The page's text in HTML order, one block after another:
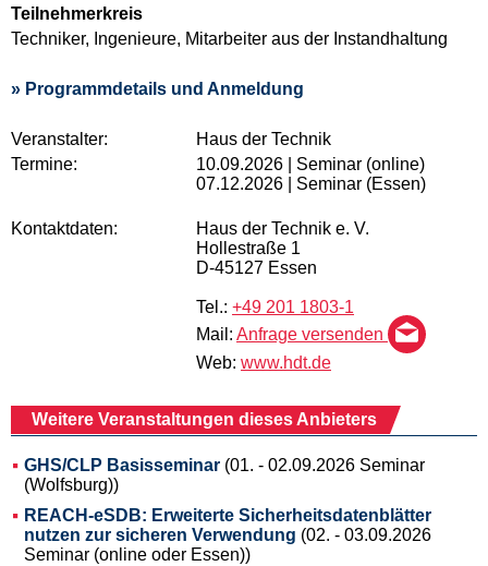
Teilnehmerkreis
Techniker, Ingenieure, Mitarbeiter aus der Instandhaltung
» Programmdetails und Anmeldung
Veranstalter:
Haus der Technik
Termine:
10.09.2026 | Seminar (online)
07.12.2026 | Seminar (Essen)
Kontaktdaten:
Haus der Technik e. V.
Hollestraße 1
D-45127 Essen
Tel.: +49 201 1803-1
Mail: Anfrage versenden
Web: www.hdt.de
Weitere Veranstaltungen dieses Anbieters
GHS/CLP Basisseminar (01. - 02.09.2026 Seminar
(Wolfsburg))
REACH-eSDB: Erweiterte Sicherheitsdatenblätter
nutzen zur sicheren Verwendung (02. - 03.09.2026
Seminar (online oder Essen))